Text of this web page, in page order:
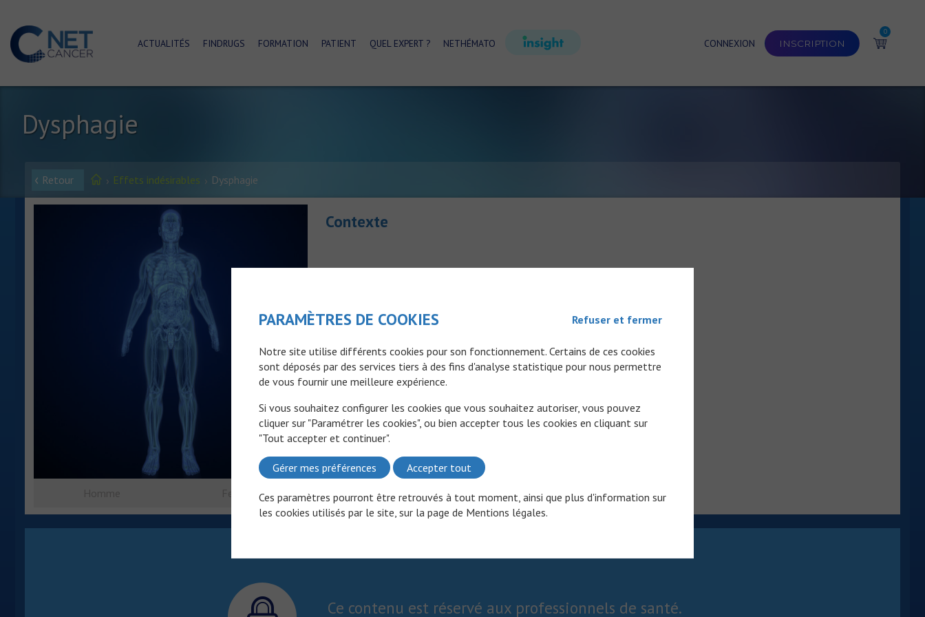
ACTUALITÉS FINDRUGS FORMATION PATIENT QUEL EXPERT ? NETHÉMATO CONNEXION INSCRIPTION
0
Dysphagie
Retour Effets indésirables Dysphagie
Contexte
Ce contenu est réservé aux professionnels de santé.
Refuser et fermer
PARAMÈTRES DE COOKIES
Notre site utilise différents cookies pour son fonctionnement. Certains de ces cookies
sont déposés par des services tiers à des fins d'analyse statistique pour nous permettre
de vous fournir une meilleure expérience.
Si vous souhaitez configurer les cookies que vous souhaitez autoriser, vous pouvez
cliquer sur "Paramétrer les cookies", ou bien accepter tous les cookies en cliquant sur
"Tout accepter et continuer".
Gérer mes préférences Accepter tout
Ces paramètres pourront être retrouvés à tout moment, ainsi que plus d'information sur
les cookies utilisés par le site, sur la page de Mentions légales.